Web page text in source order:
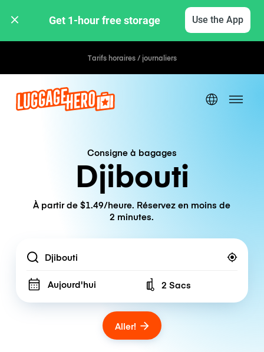
Get 1-hour free storage Use the App
Tarifs horaires / journaliers
Consigne à bagages
Djibouti
À partir de $1.49/heure. Réservez en moins de
2 minutes.
Location
Aujourd'hui Number of bags
2 Sacs
Aller!